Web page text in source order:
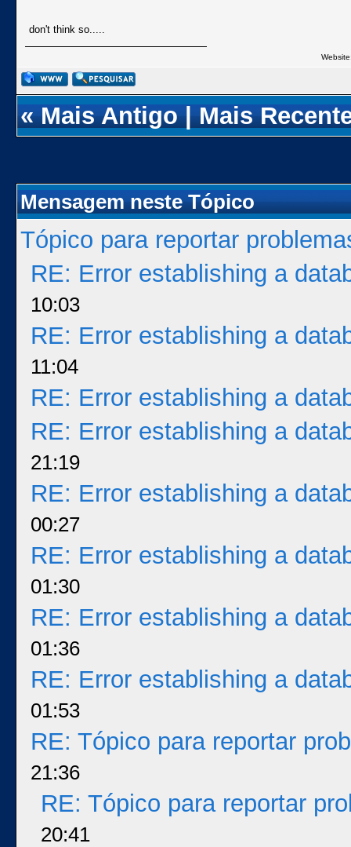
don't think so.....
«Mais Antigo|Mais
Mensagem neste Tópico
Tópico para reportar
RE: Error establishing a
10:03
RE: Error establishing a
11:04
RE: Error establishing a
RE: Error establishing a
21:19
RE: Error establishing a
00:27
RE: Error establishing a
01:30
RE: Error establishing a
01:36
RE: Error establishing a
01:53
RE: Tópico para reportar
21:36
RE: Tópico para reportar
20:41